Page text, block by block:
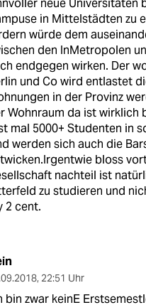
neue Universitäten
in Mittelstädten zu
würde dem
den InMetropolen
endgegen wirken. Der
und Co wird entlastet
in der Provinz
Wohnraum da ist wirklich
mal 5000+ Studenten in
werden sich auch die
bloss
nachteil ist
zu studieren und
2 cent.
, 22:51 Uhr
bin zwar keinE